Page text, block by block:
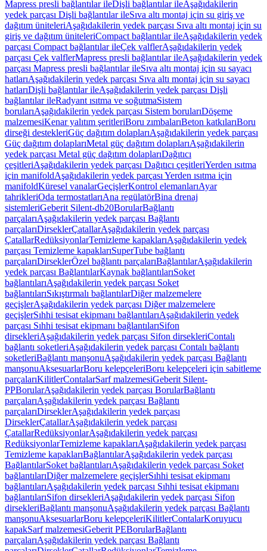
Mapress presli bağlantılar ileDişli bağlantılar ileAşağıdakilerin
yedek parçası Dişli bağlantılar ileSıva altı montaj için su giriş ve
dağıtım üniteleriAşağıdakilerin yedek parçası Sıva altı montaj için su
giriş ve dağıtım üniteleriCompact bağlantılar ileAşağıdakilerin yedek
parçası Compact bağlantılar ileÇek valflerAşağıdakilerin yedek
parçası Çek valflerMapress presli bağlantılar ileAşağıdakilerin yedek
parçası Mapress presli bağlantılar ileSıva altı montaj için su sayacı
hatlarıAşağıdakilerin yedek parçası Sıva altı montaj için su sayacı
hatlarıDişli bağlantılar ileAşağıdakilerin yedek parçası Dişli
bağlantılar ileRadyant ısıtma ve soğutmaSistem
borularıAşağıdakilerin yedek parçası Sistem borularıDöşeme
malzemesiKenar yalıtım şeritleriBoru zımbalarıBeton katkılarıBoru
dirseği destekleriGüç dağıtım dolaplarıAşağıdakilerin yedek parçası
Güç dağıtım dolaplarıMetal güç dağıtım dolaplarıAşağıdakilerin
yedek parçası Metal güç dağıtım dolaplarıDağıtıcı
çeşitleriAşağıdakilerin yedek parçası Dağıtıcı çeşitleriYerden ısıtma
için manifoldAşağıdakilerin yedek parçası Yerden ısıtma için
manifoldKüresel vanalarGeçişlerKontrol elemanlarıAyar
tahrikleriOda termostatlarıAna regülatörBina drenaj
sistemleriGeberit Silent-db20BorularBağlantı
parçalarıAşağıdakilerin yedek parçası Bağlantı
parçalarıDirseklerÇatallarAşağıdakilerin yedek parçası
ÇatallarRedüksiyonlarTemizleme kapaklarıAşağıdakilerin yedek
parçası Temizleme kapaklarıSuperTube bağlantı
parçalarıDirseklerÖzel bağlantı parçalarıBağlantılarAşağıdakilerin
yedek parçası BağlantılarKaynak bağlantılarıSoket
bağlantılarıAşağıdakilerin yedek parçası Soket
bağlantılarıSıkıştırmalı bağlantılarDiğer malzemelere
geçişlerAşağıdakilerin yedek parçası Diğer malzemelere
geçişlerSıhhi tesisat ekipmanı bağlantılarıAşağıdakilerin yedek
parçası Sıhhi tesisat ekipmanı bağlantılarıSifon
dirsekleriAşağıdakilerin yedek parçası Sifon dirsekleriContalı
bağlantı soketleriAşağıdakilerin yedek parçası Contalı bağlantı
soketleriBağlantı manşonuAşağıdakilerin yedek parçası Bağlantı
manşonuAksesuarlarBoru kelepçeleriBoru kelepçeleri için sabitleme
parçalarıKilitlerContalarSarf malzemesiGeberit Silent-
PPBorularAşağıdakilerin yedek parçası BorularBağlantı
parçalarıAşağıdakilerin yedek parçası Bağlantı
parçalarıDirseklerAşağıdakilerin yedek parçası
DirseklerÇatallarAşağıdakilerin yedek parçası
ÇatallarRedüksiyonlarAşağıdakilerin yedek parçası
RedüksiyonlarTemizleme kapaklarıAşağıdakilerin yedek parçası
Temizleme kapaklarıBağlantılarAşağıdakilerin yedek parçası
BağlantılarSoket bağlantılarıAşağıdakilerin yedek parçası Soket
bağlantılarıDiğer malzemelere geçişlerSıhhi tesisat ekipmanı
bağlantılarıAşağıdakilerin yedek parçası Sıhhi tesisat ekipmanı
bağlantılarıSifon dirsekleriAşağıdakilerin yedek parçası Sifon
dirsekleriBağlantı manşonuAşağıdakilerin yedek parçası Bağlantı
manşonuAksesuarlarBoru kelepçeleriKilitlerContalarKoruyucu
kapakSarf malzemesiGeberit PEBorularBağlantı
parçalarıAşağıdakilerin yedek parçası Bağlantı